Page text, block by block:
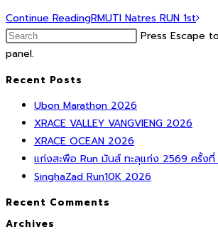
Continue ReadingRMUTI Natres RUN 1st
Press Escape
panel.
Recent Posts
Ubon Marathon 2026
XRACE VALLEY VANGVIENG 2026
XRACE OCEAN 2026
แก่งสะพือ Run มันส์ ทะลุแก่ง 2569 ครั้งที่
SinghaZad Run10K 2026
Recent Comments
Archives